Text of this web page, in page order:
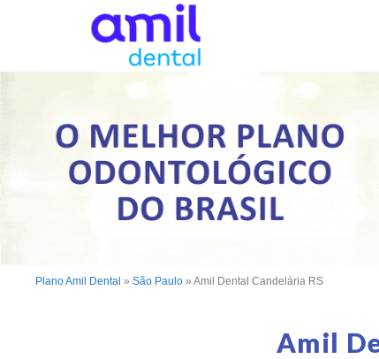
Plano Amil Dental » São Paulo » Amil Dental Candelária RS
Amil